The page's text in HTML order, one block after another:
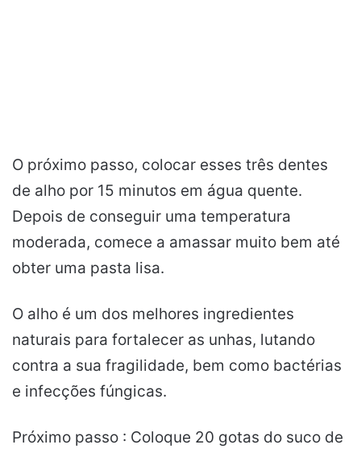
O próximo passo, colocar esses três dentes
de alho por 15 minutos em água quente.
Depois de conseguir uma temperatura
moderada, comece a amassar muito bem até
obter uma pasta lisa.
O alho é um dos melhores ingredientes
naturais para fortalecer as unhas, lutando
contra a sua fragilidade, bem como bactérias
e infecções fúngicas.
Próximo passo : Coloque 20 gotas do suco de